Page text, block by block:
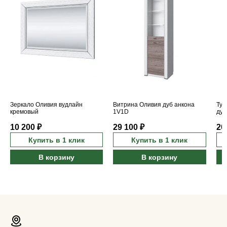
Зеркало Оливия вудлайн
кремовый
10 200 ₽
Купить в 1 клик
В корзину
Витрина Оливия дуб анкона
1V1D
29 100 ₽
Купить в 1 клик
В корзину
20